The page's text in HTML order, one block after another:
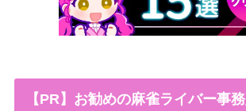
【PR】お勧めの麻雀ライバー事